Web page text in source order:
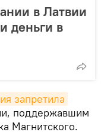
в Латвии
деньги в
запретила
поддержавшим
Магнитского.